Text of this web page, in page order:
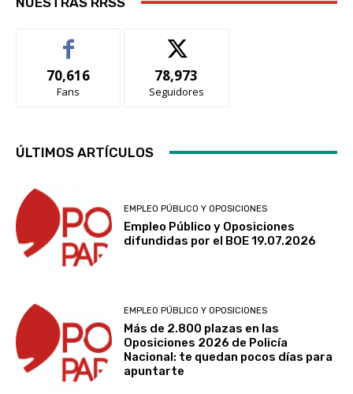
70,616
Fans
78,973
Seguidores
ÚLTIMOS ARTÍCULOS
EMPLEO PÚBLICO Y OPOSICIONES
Empleo Público y Oposiciones
difundidas por el BOE 19.07.2026
EMPLEO PÚBLICO Y OPOSICIONES
Más de 2.800 plazas en las
Oposiciones 2026 de Policía
Nacional: te quedan pocos días para
apuntarte